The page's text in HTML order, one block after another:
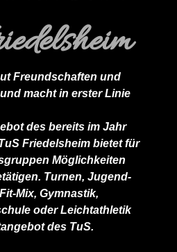
Freundschaften und
macht in erster Linie
des bereits im Jahr
Friedelsheim bietet für
Möglichkeiten
Turnen, Jugend-
Mix, Gymnastik,
oder Leichtathletik
des TuS.